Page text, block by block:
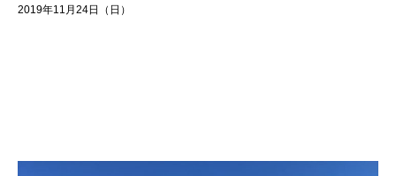
2019年11月24日（日）